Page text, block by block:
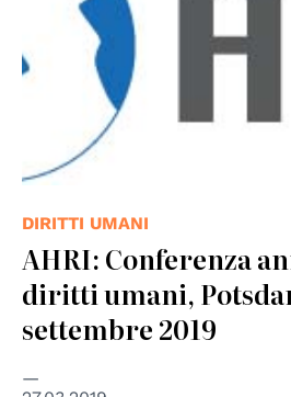
DIRITTI UMANI
AHRI: Conferenza
diritti umani,
settembre 2019